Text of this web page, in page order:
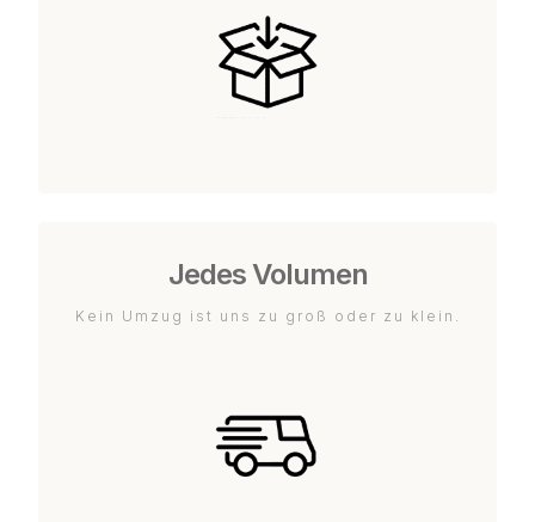
Jedes Volumen
Kein Umzug ist uns zu groß oder zu klein.